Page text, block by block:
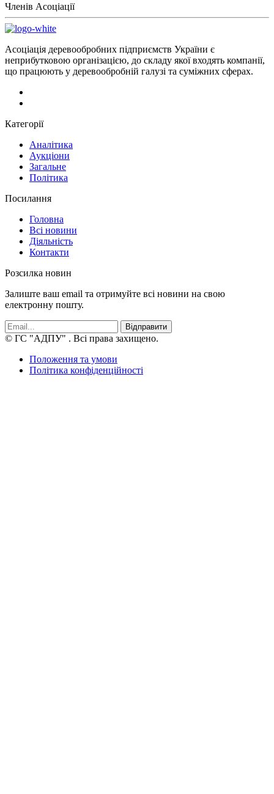
Членів Асоціації
Асоціація деревообробних підприємств України є
неприбутковою організацією, до складу якої входять компанії,
що працюють у деревообробній галузі та суміжних сферах.
Категорії
Аналітика
Аукціони
Загальне
Політика
Посилання
Головна
Всі новини
Діяльність
Контакти
Розсилка новин
Залиште ваш email та отримуйте всі новини на свою
електронну пошту.
Відправити
© ГС "АДПУ" . Всі права захищено.
Положення та умови
Політика конфіденційності